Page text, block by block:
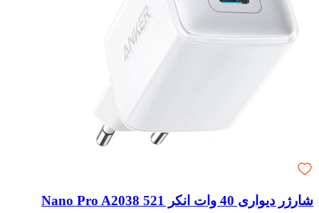
شارژر دیواری 40 وات انکر Nano Pro A2038 521